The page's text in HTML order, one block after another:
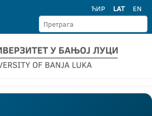
ЋИР LAT EN